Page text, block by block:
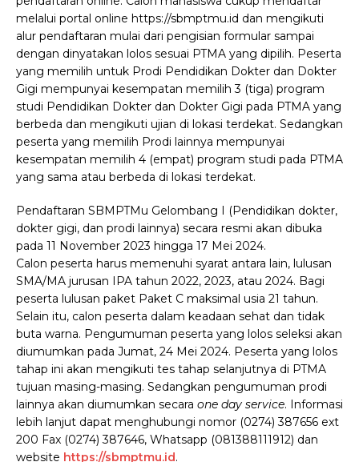
melalui portal online https://sbmptmu.id dan mengikuti
alur pendaftaran mulai dari pengisian formular sampai
dengan dinyatakan lolos sesuai PTMA yang dipilih. Peserta
yang memilih untuk Prodi Pendidikan Dokter dan Dokter
Gigi mempunyai kesempatan memilih 3 (tiga) program
studi Pendidikan Dokter dan Dokter Gigi pada PTMA yang
berbeda dan mengikuti ujian di lokasi terdekat. Sedangkan
peserta yang memilih Prodi lainnya mempunyai
kesempatan memilih 4 (empat) program studi pada PTMA
yang sama atau berbeda di lokasi terdekat.
Pendaftaran SBMPTMu Gelombang I (Pendidikan dokter,
dokter gigi, dan prodi lainnya) secara resmi akan dibuka
pada 11 November 2023 hingga 17 Mei 2024.
Calon peserta harus memenuhi syarat antara lain, lulusan
SMA/MA jurusan IPA tahun 2022, 2023, atau 2024. Bagi
peserta lulusan paket Paket C maksimal usia 21 tahun.
Selain itu, calon peserta dalam keadaan sehat dan tidak
buta warna. Pengumuman peserta yang lolos seleksi akan
diumumkan pada Jumat, 24 Mei 2024. Peserta yang lolos
tahap ini akan mengikuti tes tahap selanjutnya di PTMA
tujuan masing-masing. Sedangkan pengumuman prodi
lainnya akan diumumkan secara one day service. Informasi
lebih lanjut dapat menghubungi nomor (0274) 387656 ext
200 Fax (0274) 387646, Whatsapp (081388111912) dan
website https://sbmptmu.id.